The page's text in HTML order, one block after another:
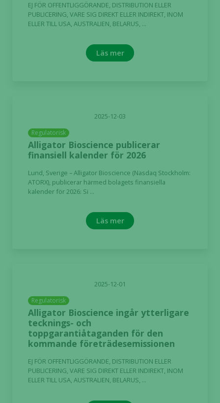
EJ FÖR OFFENTLIGGÖRANDE, DISTRIBUTION ELLER
PUBLICERING, VARE SIG DIREKT ELLER INDIREKT, INOM
ELLER TILL USA, AUSTRALIEN, BELARUS, ...
Läs mer
2025-12-03
Regulatorisk
Alligator Bioscience publicerar
finansiell kalender för 2026
Lund, Sverige – Alligator Bioscience (Nasdaq Stockholm:
ATORX), publicerar härmed bolagets finansiella
kalender för 2026: Si ...
Läs mer
2025-12-01
Regulatorisk
Alligator Bioscience ingår ytterligare
tecknings- och
toppgarantiåtaganden för den
kommande företrädesemissionen
EJ FÖR OFFENTLIGGÖRANDE, DISTRIBUTION ELLER
PUBLICERING, VARE SIG DIREKT ELLER INDIREKT, INOM
ELLER TILL USA, AUSTRALIEN, BELARUS, ...